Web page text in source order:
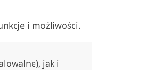
i możliwości.
jak i